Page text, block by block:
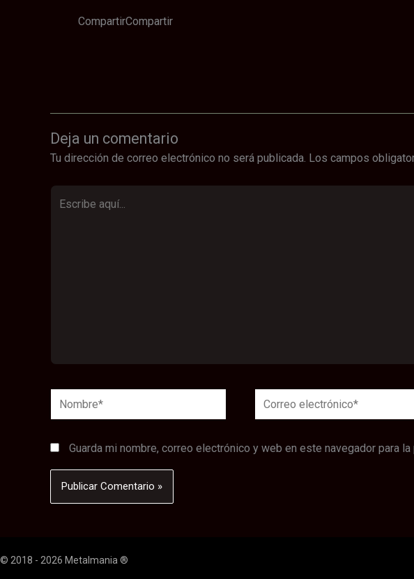
CompartirCompartir
Deja un comentario
Tu dirección de correo electrónico no será publicada. Los campos
Nombre*
Correo
electrónico*
Guarda mi nombre, correo electrónico y web en este navegador para
© 2018 - 2026 Metalmania ®